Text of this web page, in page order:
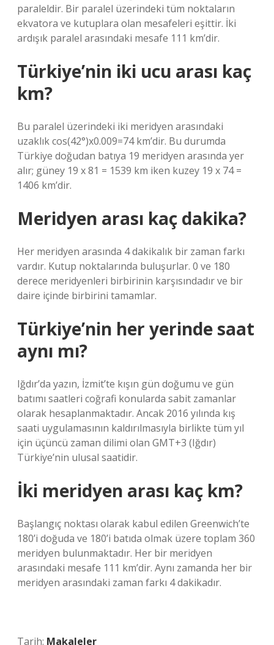
paraleldir. Bir paralel üzerindeki tüm noktaların
ekvatora ve kutuplara olan mesafeleri eşittir. İki
ardışık paralel arasındaki mesafe 111 km’dir.
Türkiye’nin iki ucu arası kaç
km?
Bu paralel üzerindeki iki meridyen arasındaki
uzaklık cos(42°)x0.009=74 km’dir. Bu durumda
Türkiye doğudan batıya 19 meridyen arasında yer
alır; güney 19 x 81 = 1539 km iken kuzey 19 x 74 =
1406 km’dir.
Meridyen arası kaç dakika?
Her meridyen arasında 4 dakikalık bir zaman farkı
vardır. Kutup noktalarında buluşurlar. 0 ve 180
derece meridyenleri birbirinin karşısındadır ve bir
daire içinde birbirini tamamlar.
Türkiye’nin her yerinde saat
aynı mı?
Iğdır’da yazın, İzmit’te kışın gün doğumu ve gün
batımı saatleri coğrafi konularda sabit zamanlar
olarak hesaplanmaktadır. Ancak 2016 yılında kış
saati uygulamasının kaldırılmasıyla birlikte tüm yıl
için üçüncü zaman dilimi olan GMT+3 (Iğdır)
Türkiye’nin ulusal saatidir.
İki meridyen arası kaç km?
Başlangıç ​​noktası olarak kabul edilen Greenwich’te
180’i doğuda ve 180’i batıda olmak üzere toplam 360
meridyen bulunmaktadır. Her bir meridyen
arasındaki mesafe 111 km’dir. Aynı zamanda her bir
meridyen arasındaki zaman farkı 4 dakikadır.
Tarih: Makaleler